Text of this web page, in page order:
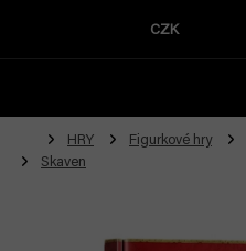
CZK
HRY Figurkové hry
Skaven